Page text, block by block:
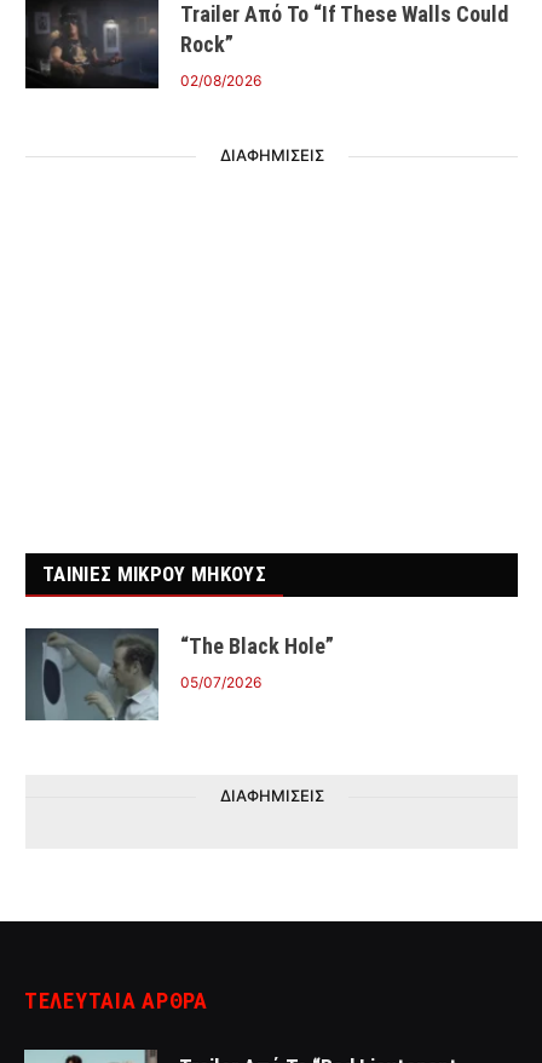
Trailer Από Το “If These Walls Could
Rock”
02/08/2026
ΔΙΑΦΗΜΙΣΕΙΣ
ΤΑΙΝΙΕΣ ΜΙΚΡΟΥ ΜΗΚΟΥΣ
“The Black Hole”
05/07/2026
ΔΙΑΦΗΜΙΣΕΙΣ
ΤΕΛΕΥΤΑΙΑ ΑΡΘΡΑ